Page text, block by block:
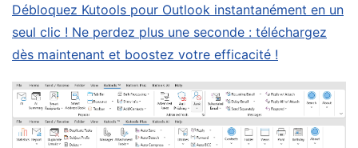
Débloquez Kutools pour Outlook instantanément en un
seul clic ! Ne perdez plus une seconde : téléchargez
dès maintenant et boostez votre efficacité !